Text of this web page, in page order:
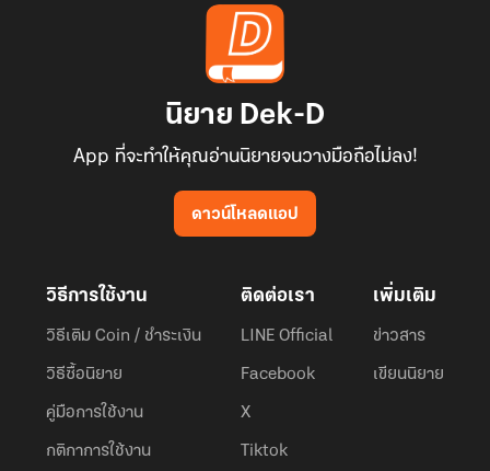
นิยาย Dek-D
App ที่จะทำให้คุณอ่านนิยายจนวางมือถือไม่ลง!
ดาวน์โหลดแอป
วิธีการใช้งาน
วิธีเติม Coin / ชำระเงิน
วิธีซื้อนิยาย
คู่มือการใช้งาน
กติกาการใช้งาน
ติดต่อเรา
LINE Official
Facebook
X
Tiktok
เพิ่มเติม
ข่าวสาร
เขียนนิยาย